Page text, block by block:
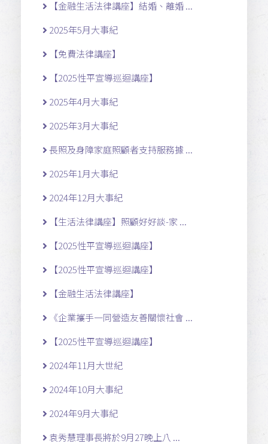
【金融生活法律講座】結婚、離婚 ...
2025年5月大事紀
【免費法律講座】
【2025性平宣導巡迴講座】
2025年4月大事紀
2025年3月大事紀
長照及身障家庭照顧者支持服務據 ...
2025年1月大事紀
2024年12月大事紀
【生活法律講座】照顧好好談-家 ...
【2025性平宣導巡迴講座】
【2025性平宣導巡迴講座】
【金融生活法律講座】
《企業攜手一同營造友善關懷社會 ...
【2025性平宣導巡迴講座】
2024年11月大世紀
2024年10月大事紀
2024年9月大事紀
袁秀慧理事長將於9月27晚上八 ...